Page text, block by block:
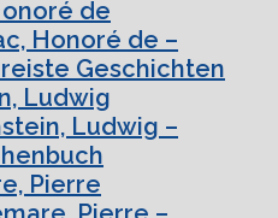
de
Honoré de –
Geschichten
Ludwig
Ludwig –
Pierre